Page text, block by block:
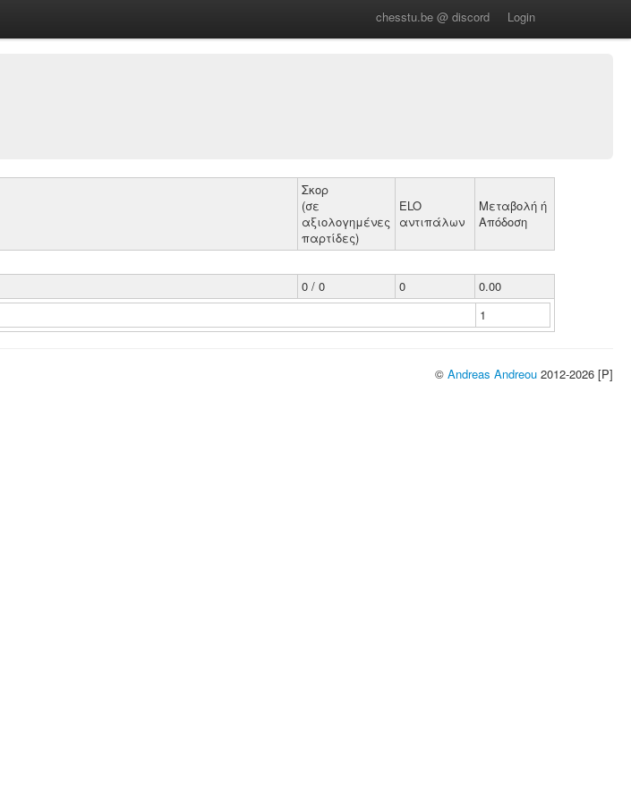
chesstu.be @ discord Login
Σκορ
(σε
αξιολογημένες
παρτίδες)
ELO
αντιπάλων
Μεταβολή ή
Απόδοση
0 / 0 0
0.00
1
© Andreas Andreou 2012-2026 [P]